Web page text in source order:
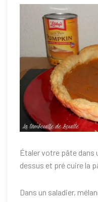
Étaler votre pâte dans
dessus et pré cuire la
Dans un saladier,